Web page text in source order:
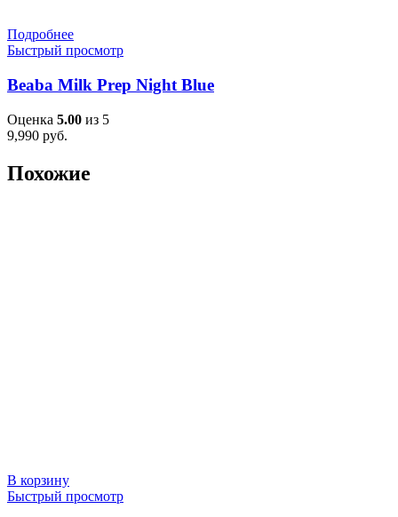
Подробнее
Быстрый просмотр
Beaba Milk Prep Night Blue
Оценка 5.00 из 5
9,990 руб.
Похожие
В корзину
Быстрый просмотр